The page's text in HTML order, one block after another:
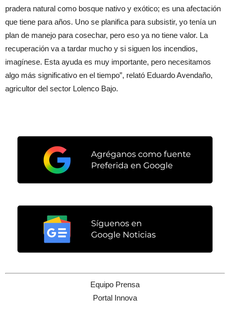
pradera natural como bosque nativo y exótico; es una afectación
que tiene para años. Uno se planifica para subsistir, yo tenía un
plan de manejo para cosechar, pero eso ya no tiene valor. La
recuperación va a tardar mucho y si siguen los incendios,
imagínese. Esta ayuda es muy importante, pero necesitamos
algo más significativo en el tiempo”, relató Eduardo Avendaño,
agricultor del sector Lolenco Bajo.
Equipo Prensa
Portal Innova